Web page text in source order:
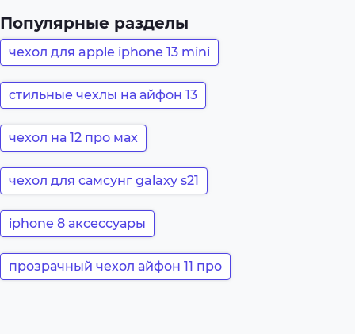
Популярные разделы
чехол для apple iphone 13 mini
стильные чехлы на айфон 13
чехол на 12 про мах
чехол для самсунг galaxy s21
iphone 8 аксессуары
прозрачный чехол айфон 11 про